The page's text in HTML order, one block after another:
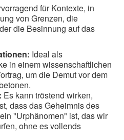
für Kontexte, in
von Grenzen, die
die Besinnung auf das
Ideal als
in einem wissenschaftlichen
um die Demut vor dem
Es kann tröstend wirken,
dass das Geheimnis des
"Urphänomen" ist, das wir
ohne es vollends